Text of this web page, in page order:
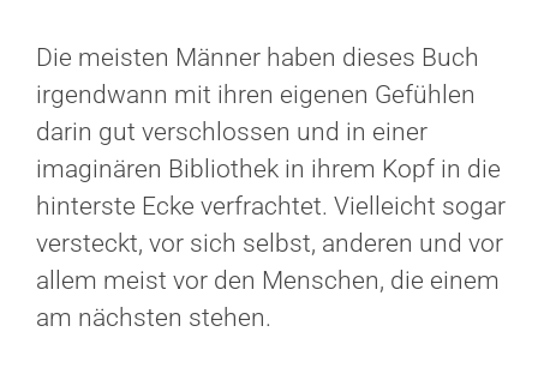
Die meisten Männer haben dieses Buch
irgendwann mit ihren eigenen Gefühlen
darin gut verschlossen und in einer
imaginären Bibliothek in ihrem Kopf in die
hinterste Ecke verfrachtet. Vielleicht sogar
versteckt, vor sich selbst, anderen und vor
allem meist vor den Menschen, die einem
am nächsten stehen.